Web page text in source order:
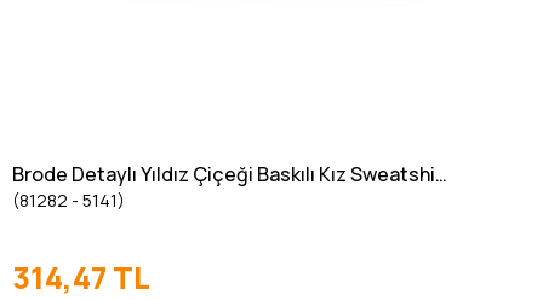
Brode Detaylı Yıldız Çiçeği Baskılı Kız Sweatshirt
3-13 Yaş Pudra
(81282 - 5141)
314,47 TL